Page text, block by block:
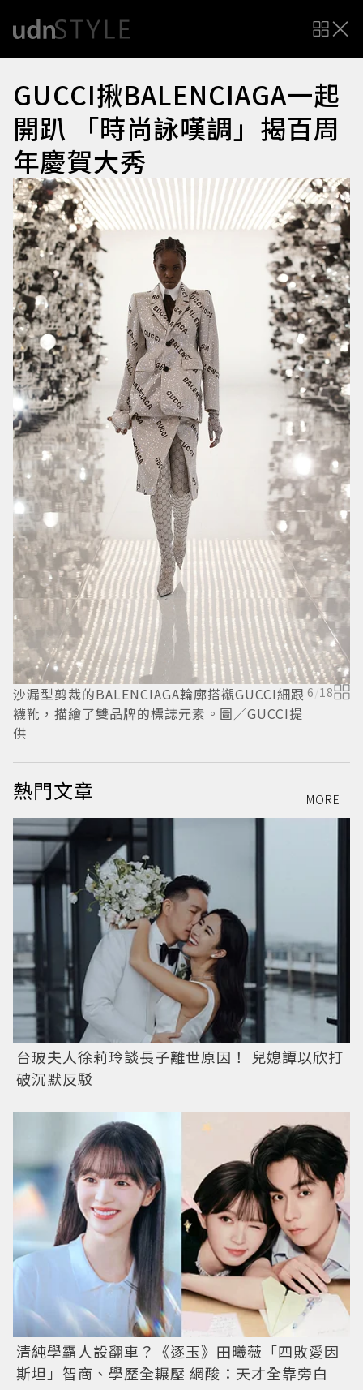
GUCCI揪BALENCIAGA一起
開趴 「時尚詠嘆調」揭百周
年慶賀大秀
沙漏型剪裁的BALENCIAGA輪廓搭襯GUCCI細跟
襪靴，描繪了雙品牌的標誌元素。圖／GUCCI提
供
6/18
熱門文章 MORE
台玻夫人徐莉玲談長子離世原因！ 兒媳譚以欣打
破沉默反駁
清純學霸人設翻車？《逐玉》田曦薇「四敗愛因
斯坦」智商、學歷全輾壓 網酸：天才全靠旁白